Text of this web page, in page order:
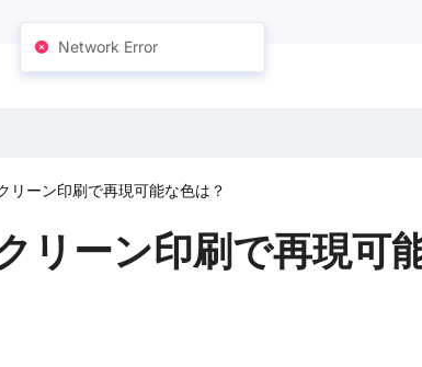
リーン印刷で再現可能な色は？
リーン印刷で再現可
Network Error